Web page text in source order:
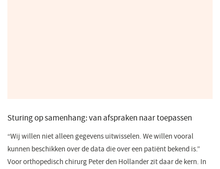
Sturing op samenhang: van afspraken naar toepassen
“Wij willen niet alleen gegevens uitwisselen. We willen vooral
kunnen beschikken over de data die over een patiënt bekend is.”
Voor orthopedisch chirurg Peter den Hollander zit daar de kern. In